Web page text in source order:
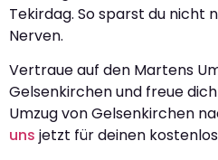
Tekirdag. So sparst du nicht
Nerven.
Vertraue auf den Martens
Gelsenkirchen und freue
Umzug von Gelsenkirchen
uns jetzt für deinen